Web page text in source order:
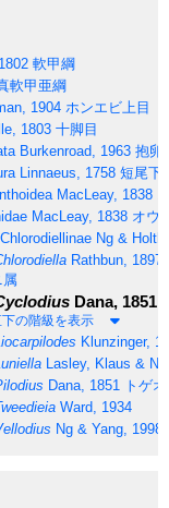
軟甲綱
軟甲亜綱
1904 ホンエビ上目
1803 十脚目
Burkenroad, 1963 抱卵
Linnaeus, 1758 短尾下
MacLeay, 1838
MacLeay, 1838 オウ
Chlorodiellinae Ng &
Rathbun, 1897
属
Dana, 1851
の階級を表示
Klunzinger,
Lasley, Klaus &
Dana, 1851
トゲ
Ward, 1934
Ng & Yang, 1998